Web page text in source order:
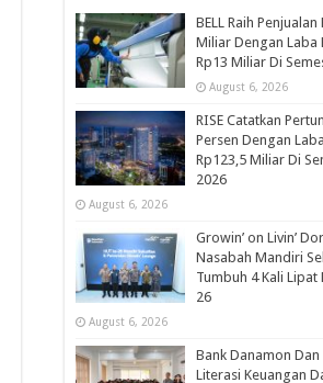
BELL Raih Penjualan
Miliar Dengan Laba
Rp13 Miliar Di
August 6, 2026
RISE Catatkan
Persen Dengan
Rp123,5 Miliar Di
2026
August 6, 2026
Growin’ on Livin’
Nasabah Mandiri
Tumbuh 4 Kali Lipat
26
August 6, 2026
Bank Danamon Dan
Literasi Keuangan